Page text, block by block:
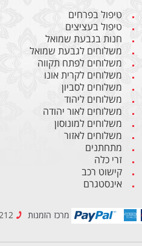
טיפול בפרחים
טיפול בעציצים
חנות בגבעת שמואל
משלוחים לגבעת שמואל
משלוחים לפתח תקווה
משלוחים לקרית אונו
משלוחים לסביון
משלוחים ליהוד
משלוחים לאור יהודה
משלוחים למונוסון
משלוחים לאזור
מתחתנים
זרי כלה
קישוט רכב
אינסטגרם
מרכז הזמנות